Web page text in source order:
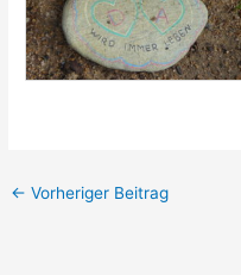
← Vorheriger Beitrag